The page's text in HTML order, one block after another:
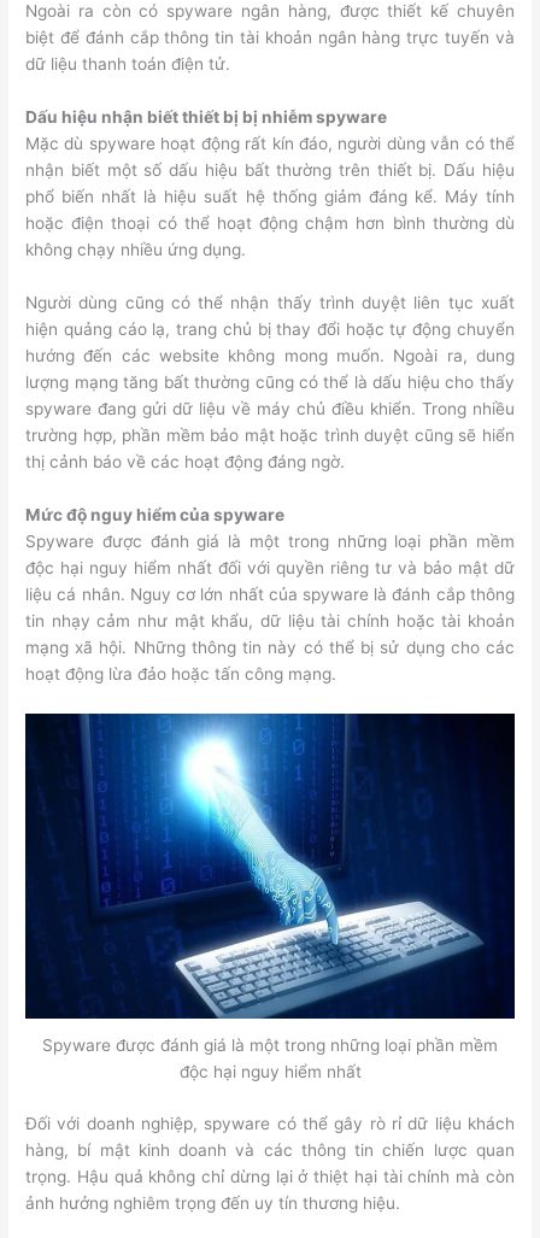
Ngoài ra còn có spyware ngân hàng, được thiết kế chuyên
biệt để đánh cắp thông tin tài khoản ngân hàng trực tuyến và
dữ liệu thanh toán điện tử.
Dấu hiệu nhận biết thiết bị bị nhiễm spyware
Mặc dù spyware hoạt động rất kín đáo, người dùng vẫn có thể
nhận biết một số dấu hiệu bất thường trên thiết bị. Dấu hiệu
phổ biến nhất là hiệu suất hệ thống giảm đáng kể. Máy tính
hoặc điện thoại có thể hoạt động chậm hơn bình thường dù
không chạy nhiều ứng dụng.
Người dùng cũng có thể nhận thấy trình duyệt liên tục xuất
hiện quảng cáo lạ, trang chủ bị thay đổi hoặc tự động chuyển
hướng đến các website không mong muốn. Ngoài ra, dung
lượng mạng tăng bất thường cũng có thể là dấu hiệu cho thấy
spyware đang gửi dữ liệu về máy chủ điều khiển. Trong nhiều
trường hợp, phần mềm bảo mật hoặc trình duyệt cũng sẽ hiển
thị cảnh báo về các hoạt động đáng ngờ.
Mức độ nguy hiểm của spyware
Spyware được đánh giá là một trong những loại phần mềm
độc hại nguy hiểm nhất đối với quyền riêng tư và bảo mật dữ
liệu cá nhân. Nguy cơ lớn nhất của spyware là đánh cắp thông
tin nhạy cảm như mật khẩu, dữ liệu tài chính hoặc tài khoản
mạng xã hội. Những thông tin này có thể bị sử dụng cho các
hoạt động lừa đảo hoặc tấn công mạng.
Spyware được đánh giá là một trong những loại phần mềm
độc hại nguy hiểm nhất
Đối với doanh nghiệp, spyware có thể gây rò rỉ dữ liệu khách
hàng, bí mật kinh doanh và các thông tin chiến lược quan
trọng. Hậu quả không chỉ dừng lại ở thiệt hại tài chính mà còn
ảnh hưởng nghiêm trọng đến uy tín thương hiệu.